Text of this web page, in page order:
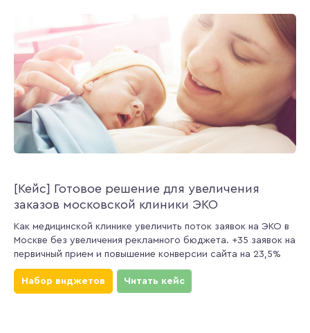
[Кейс] Готовое решение для увеличения
заказов московской клиники ЭКО
Как медицинской клинике увеличить поток заявок на ЭКО в
Москве без увеличения рекламного бюджета. +35 заявок на
первичный прием и повышение конверсии сайта на 23,5%
Набор виджетов Читать кейс